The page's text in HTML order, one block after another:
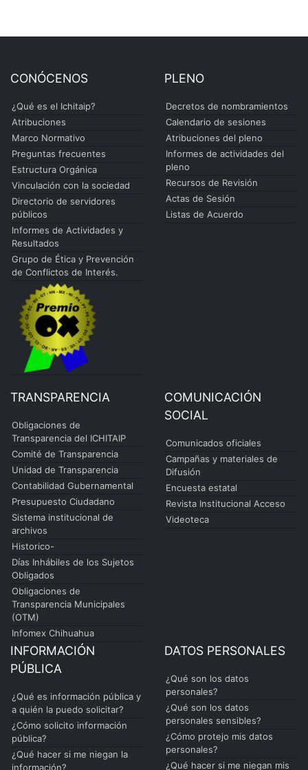
CONÓCENOS
¿Qué es el Ichitaip?
Atribuciones
Marco Normativo
Preguntas frecuentes
Estructura Orgánica
Vinculación con la sociedad
Directorio de servidores
públicos
Informes de Actividades y
Resultados
Grupo de Ética y Prevención
de Conflictos de Interés.
PLENO
Decretos de nombramientos
Calendario de sesiones
Atribuciones del pleno
Informes de actividades del
pleno
Recursos de Revisión
Actas de Sesión
Listas de Acuerdo
TRANSPARENCIA
Obligaciones de
Transparencia del ICHITAIP
Comité de Transparencia
Unidad de Transparencia
Contabilidad Gubernamental
Presupuesto Ciudadano
Sistema institucional de
archivos
Historico-
Días Inhábiles de los Sujetos
Obligados
Obligaciones de
Transparencia Municipales
(OTM)
Infomex Chihuahua
COMUNICACIÓN
SOCIAL
Comunicados oficiales
Campañas y materiales de
Difusión
Encuesta estatal
Revista Institucional Acceso
Videoteca
INFORMACIÓN
PÚBLICA
¿Qué es información pública y
a quién la puedo solicitar?
¿Cómo solicito información
pública?
¿Qué hacer si me niegan la
información?
DATOS PERSONALES
¿Qué son los datos
personales?
¿Qué son los datos
personales sensibles?
¿Cómo protejo mis datos
personales?
¿Qué hacer si me niegan mis